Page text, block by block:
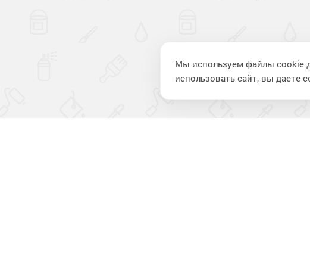
Мы используем файлы cookie
использовать сайт, вы даете